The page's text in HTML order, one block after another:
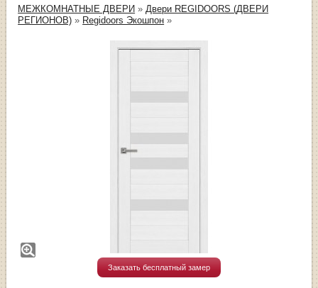
МЕЖКОМНАТНЫЕ ДВЕРИ » Двери REGIDOORS (ДВЕРИ
РЕГИОНОВ) » Regidoors Экошпон »
Заказать бесплатный замер